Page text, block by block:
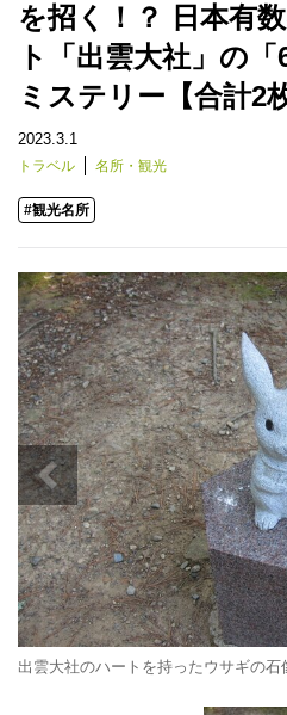
を招く！？ 日本有
ト「出雲大社」の
ミステリー【合計2枚
2023.3.1
トラベル 名所・観光
#観光名所
出雲大社のハートを持ったウサギの石